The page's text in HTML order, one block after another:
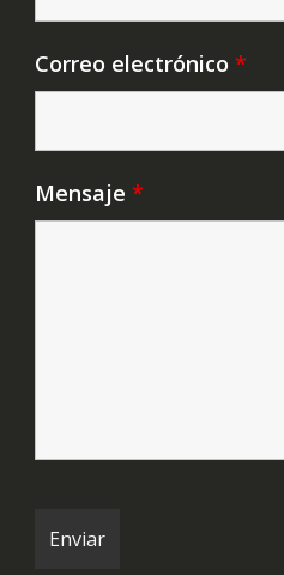
Correo electrónico *
Mensaje *